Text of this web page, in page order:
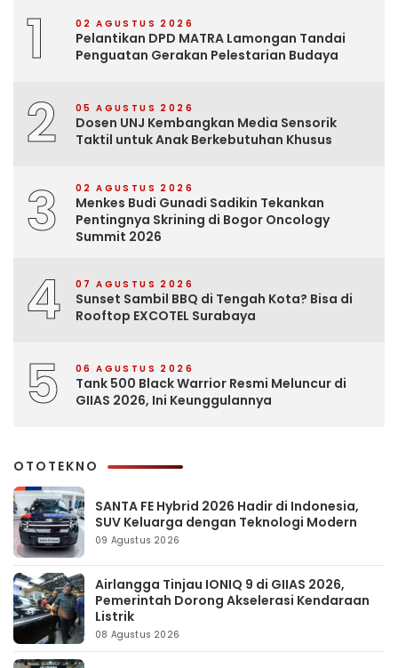
1 02 AGUSTUS 2026
Pelantikan DPD MATRA Lamongan Tandai
Penguatan Gerakan Pelestarian Budaya
2 05 AGUSTUS 2026
Dosen UNJ Kembangkan Media Sensorik
Taktil untuk Anak Berkebutuhan Khusus
3 02 AGUSTUS 2026
Menkes Budi Gunadi Sadikin Tekankan
Pentingnya Skrining di Bogor Oncology
Summit 2026
4 07 AGUSTUS 2026
Sunset Sambil BBQ di Tengah Kota? Bisa di
Rooftop EXCOTEL Surabaya
5 06 AGUSTUS 2026
Tank 500 Black Warrior Resmi Meluncur di
GIIAS 2026, Ini Keunggulannya
OTOTEKNO
SANTA FE Hybrid 2026 Hadir di Indonesia,
SUV Keluarga dengan Teknologi Modern
09 Agustus 2026
Airlangga Tinjau IONIQ 9 di GIIAS 2026,
Pemerintah Dorong Akselerasi Kendaraan
Listrik
08 Agustus 2026